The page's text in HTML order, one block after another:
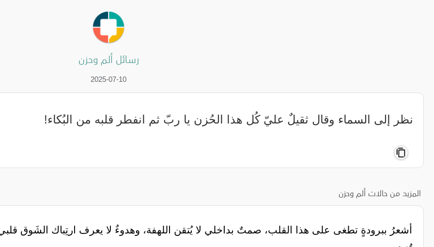
رسائل ألم وحزن
2025-07-10
نظر إلى السماء وقال ثقيلٌ عليّ كُل هذا الحُزن يا ربّ ثم انفطر قلبه من البُكاء!
المزيد من حالات ألم وحزن
أشعرُ ببرودةٍ تطغى على هذا القلب، صمتٌ بداخلي لا يُتقن اللهفة، وهدوءٌ لا يعرف ارتِباك الشَوق